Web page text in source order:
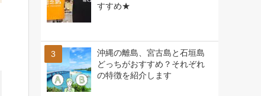
すすめ★
沖縄の離島、宮古島と石垣島
どっちがおすすめ？それぞれ
の特徴を紹介します